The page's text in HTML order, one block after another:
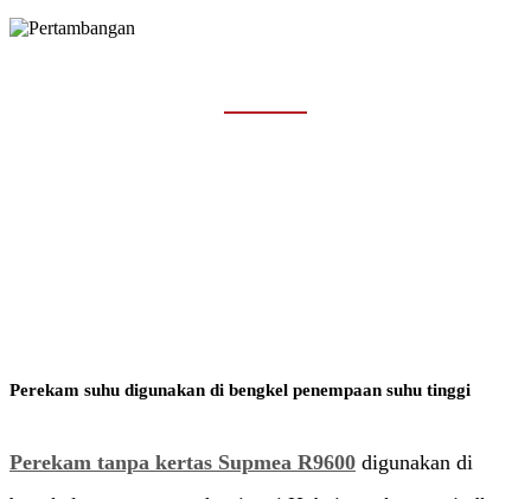
Perekam suhu digunakan di bengkel penempaan suhu tinggi
Perekam tanpa kertas Supmea R9600 digunakan di